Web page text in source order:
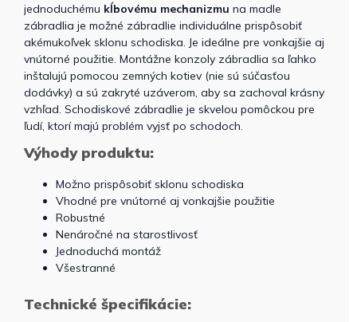
jednoduchému kĺbovému mechanizmu na madle
zábradlia je možné zábradlie individuálne prispôsobiť
akémukoľvek sklonu schodiska. Je ideálne pre vonkajšie aj
vnútorné použitie. Montážne konzoly zábradlia sa ľahko
inštalujú pomocou zemných kotiev (nie sú súčasťou
dodávky) a sú zakryté uzáverom, aby sa zachoval krásny
vzhľad. Schodiskové zábradlie je skvelou pomôckou pre
ľudí, ktorí majú problém vyjsť po schodoch.
Výhody produktu:
Možno prispôsobiť sklonu schodiska
Vhodné pre vnútorné aj vonkajšie použitie
Robustné
Nenáročné na starostlivosť
Jednoduchá montáž
Všestranné
Technické špecifikácie: